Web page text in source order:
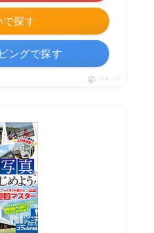
で探す
ングで探す
ポチップ